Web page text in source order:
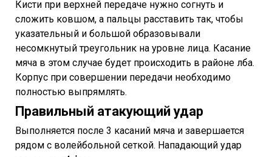
Кисти при верхней передаче нужно согнуть и
сложить ковшом, а пальцы расставить так, чтобы
указательный и большой образовывали
несомкнутый треугольник на уровне лица. Касание
мяча в этом случае будет происходить в районе лба.
Корпус при совершении передачи необходимо
полностью выпрямлять.
Правильный атакующий удар
Выполняется после 3 касаний мяча и завершается
рядом с волейбольной сеткой. Нападающий удар